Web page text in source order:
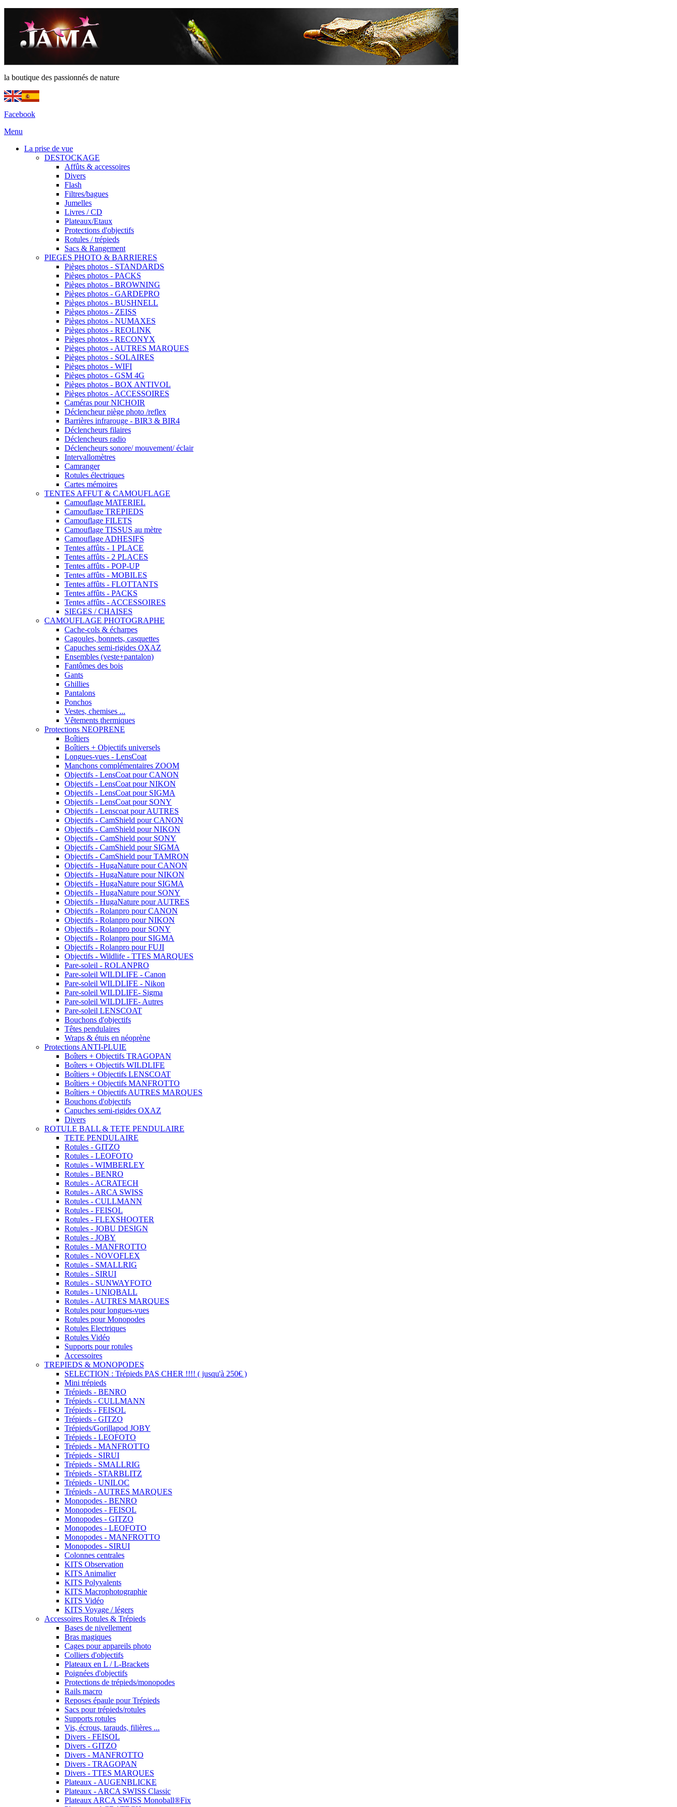
la boutique des passionnés de nature
Facebook
Menu
La prise de vue
DESTOCKAGE
Affûts & accessoires
Divers
Flash
Filtres/bagues
Jumelles
Livres / CD
Plateaux/Etaux
Protections d'objectifs
Rotules / trépieds
Sacs & Rangement
PIEGES PHOTO & BARRIERES
Pièges photos - STANDARDS
Pièges photos - PACKS
Pièges photos - BROWNING
Pièges photos - GARDEPRO
Pièges photos - BUSHNELL
Pièges photos - ZEISS
Pièges photos - NUMAXES
Pièges photos - REOLINK
Pièges photos - RECONYX
Pièges photos - AUTRES MARQUES
Pièges photos - SOLAIRES
Pièges photos - WIFI
Pièges photos - GSM 4G
Pièges photos - BOX ANTIVOL
Pièges photos - ACCESSOIRES
Caméras pour NICHOIR
Déclencheur piège photo /reflex
Barrières infrarouge - BIR3 & BIR4
Déclencheurs filaires
Déclencheurs radio
Déclencheurs sonore/ mouvement/ éclair
Intervallomètres
Camranger
Rotules électriques
Cartes mémoires
TENTES AFFUT & CAMOUFLAGE
Camouflage MATERIEL
Camouflage TREPIEDS
Camouflage FILETS
Camouflage TISSUS au mètre
Camouflage ADHESIFS
Tentes affûts - 1 PLACE
Tentes affûts - 2 PLACES
Tentes affûts - POP-UP
Tentes affûts - MOBILES
Tentes affûts - FLOTTANTS
Tentes affûts - PACKS
Tentes affûts - ACCESSOIRES
SIEGES / CHAISES
CAMOUFLAGE PHOTOGRAPHE
Cache-cols & écharpes
Cagoules, bonnets, casquettes
Capuches semi-rigides OXAZ
Ensembles (veste+pantalon)
Fantômes des bois
Gants
Ghillies
Pantalons
Ponchos
Vestes, chemises ...
Vêtements thermiques
Protections NEOPRENE
Boîtiers
Boîtiers + Objectifs universels
Longues-vues - LensCoat
Manchons complémentaires ZOOM
Objectifs - LensCoat pour CANON
Objectifs - LensCoat pour NIKON
Objectifs - LensCoat pour SIGMA
Objectifs - LensCoat pour SONY
Objectifs - Lenscoat pour AUTRES
Objectifs - CamShield pour CANON
Objectifs - CamShield pour NIKON
Objectifs - CamShield pour SONY
Objectifs - CamShield pour SIGMA
Objectifs - CamShield pour TAMRON
Objectifs - HugaNature pour CANON
Objectifs - HugaNature pour NIKON
Objectifs - HugaNature pour SIGMA
Objectifs - HugaNature pour SONY
Objectifs - HugaNature pour AUTRES
Objectifs - Rolanpro pour CANON
Objectifs - Rolanpro pour NIKON
Objectifs - Rolanpro pour SONY
Objectifs - Rolanpro pour SIGMA
Objectifs - Rolanpro pour FUJI
Objectifs - Wildlife - TTES MARQUES
Pare-soleil - ROLANPRO
Pare-soleil WILDLIFE - Canon
Pare-soleil WILDLIFE - Nikon
Pare-soleil WILDLIFE- Sigma
Pare-soleil WILDLIFE- Autres
Pare-soleil LENSCOAT
Bouchons d'objectifs
Têtes pendulaires
Wraps & étuis en néoprène
Protections ANTI-PLUIE
Boîters + Objectifs TRAGOPAN
Boîters + Objectifs WILDLIFE
Boîtiers + Objectifs LENSCOAT
Boîtiers + Objectifs MANFROTTO
Boîtiers + Objectifs AUTRES MARQUES
Bouchons d'objectifs
Capuches semi-rigides OXAZ
Divers
ROTULE BALL & TETE PENDULAIRE
TETE PENDULAIRE
Rotules - GITZO
Rotules - LEOFOTO
Rotules - WIMBERLEY
Rotules - BENRO
Rotules - ACRATECH
Rotules - ARCA SWISS
Rotules - CULLMANN
Rotules - FEISOL
Rotules - FLEXSHOOTER
Rotules - JOBU DESIGN
Rotules - JOBY
Rotules - MANFROTTO
Rotules - NOVOFLEX
Rotules - SMALLRIG
Rotules - SIRUI
Rotules - SUNWAYFOTO
Rotules - UNIQBALL
Rotules - AUTRES MARQUES
Rotules pour longues-vues
Rotules pour Monopodes
Rotules Electriques
Rotules Vidéo
Supports pour rotules
Accessoires
TREPIEDS & MONOPODES
SELECTION : Trépieds PAS CHER !!!! ( jusqu'à 250€ )
Mini trépieds
Trépieds - BENRO
Trépieds - CULLMANN
Trépieds - FEISOL
Trépieds - GITZO
Trépieds/Gorillapod JOBY
Trépieds - LEOFOTO
Trépieds - MANFROTTO
Trépieds - SIRUI
Trépieds - SMALLRIG
Trépieds - STARBLITZ
Trépieds - UNILOC
Trépieds - AUTRES MARQUES
Monopodes - BENRO
Monopodes - FEISOL
Monopodes - GITZO
Monopodes - LEOFOTO
Monopodes - MANFROTTO
Monopodes - SIRUI
Colonnes centrales
KITS Observation
KITS Animalier
KITS Polyvalents
KITS Macrophotographie
KITS Vidéo
KITS Voyage / légers
Accessoires Rotules & Trépieds
Bases de nivellement
Bras magiques
Cages pour appareils photo
Colliers d'objectifs
Plateaux en L / L-Brackets
Poignées d'objectifs
Protections de trépieds/monopodes
Rails macro
Reposes épaule pour Trépieds
Sacs pour trépieds/rotules
Supports rotules
Vis, écrous, tarauds, filières ...
Divers - FEISOL
Divers - GITZO
Divers - MANFROTTO
Divers - TRAGOPAN
Divers - TTES MARQUES
Plateaux - AUGENBLICKE
Plateaux - ARCA SWISS Classic
Plateaux ARCA SWISS Monoball®Fix